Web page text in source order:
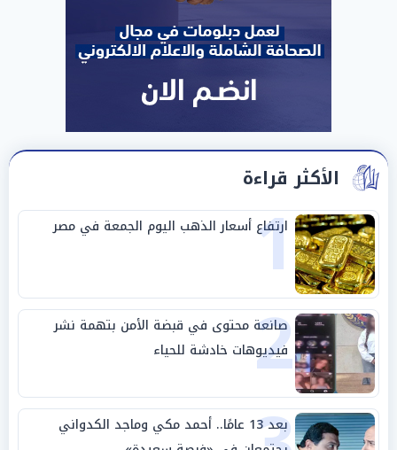
الأكثر قراءة
1
ارتفاع أسعار الذهب اليوم الجمعة في مصر
2
صانعة محتوى في قبضة الأمن بتهمة نشر
فيديوهات خادشة للحياء
بعد 13 عامًا.. أحمد مكي وماجد الكدواني